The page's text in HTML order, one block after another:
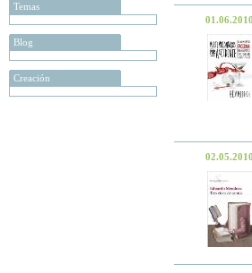
Temas
Blog
Creación
01.06.2010
02.05.2010